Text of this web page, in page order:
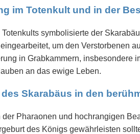
im Totenkult und in der
Totenkults symbolisierte der
um den Verstorbenen
in Grabkammern, insbesondere
an das ewige Leben.
Skarabäus in den
der Pharaonen und hochrangigen
des Königs gewährleisten